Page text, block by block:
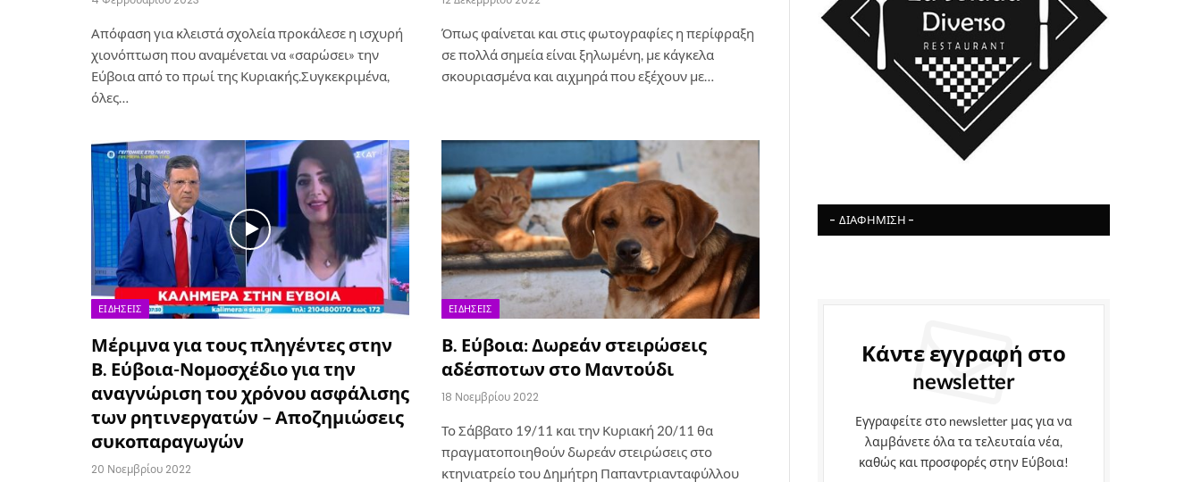
Απόφαση για κλειστά σχολεία προκάλεσε η ισχυρή
χιονόπτωση που αναμένεται να «σαρώσει» την
Εύβοια από το πρωί της Κυριακής.Συγκεκριμένα,
όλες…
Όπως φαίνεται και στις φωτογραφίες η περίφραξη
σε πολλά σημεία είναι ξηλωμένη, με κάγκελα
σκουριασμένα και αιχμηρά που εξέχουν με…
ΕΙΔΉΣΕΙΣ
Μέριμνα για τους πληγέντες στην
Β. Εύβοια-Νομοσχέδιο για την
αναγνώριση του χρόνου ασφάλισης
των ρητινεργατών – Αποζημιώσεις
συκοπαραγωγών
20 Νοεμβρίου 2022
ΕΙΔΉΣΕΙΣ
Β. Εύβοια: Δωρεάν στειρώσεις
αδέσποτων στο Μαντούδι
18 Νοεμβρίου 2022
Το Σάββατο 19/11 και την Κυριακή 20/11 θα
πραγματοποιηθούν δωρεάν στειρώσεις στο
κτηνιατρείο του Δημήτρη Παπαντριανταφύλλου
- ΔΙΑΦΉΜΙΣΗ -
Κάντε εγγραφή στο
newsletter
Εγγραφείτε στο newsletter μας για να
λαμβάνετε όλα τα τελευταία νέα,
καθώς και προσφορές στην Εύβοια!